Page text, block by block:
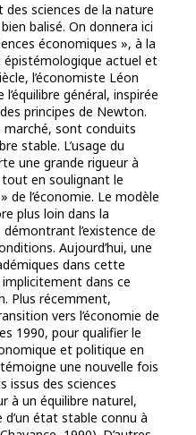
sciences de la nature
balisé. On donnera ici
économiques », à la
actuel et
l’économiste Léon
général, inspirée
principes de Newton.
marché, sont conduits
stable. L’usage du
une grande rigueur à
en soulignant le
de l’économie. Le modèle
plus loin dans la
l’existence de
Aujourd’hui, une
dans cette
implicitement dans ce
Plus récemment,
vers l’économie de
1990, pour qualifier le
et politique en
une nouvelle fois
issus des sciences
à un équilibre naturel,
état stable connu à